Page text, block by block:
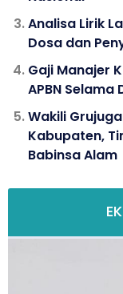
Analisa Lirik
Dosa dan
Gaji Manajer
APBN Selama
Wakili
Kabupaten,
Babinsa Alam